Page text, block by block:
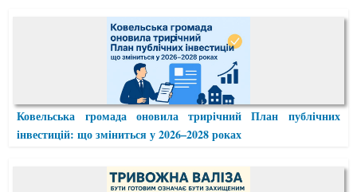
Ковельська громада оновила трирічний План публічних
інвестицій: що зміниться у 2026–2028 роках